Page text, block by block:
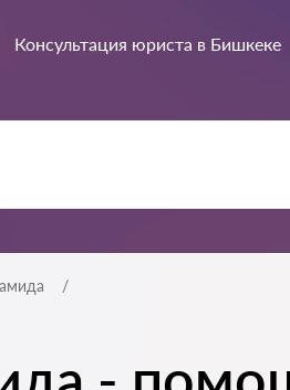
Консультация юриста в Бишкеке